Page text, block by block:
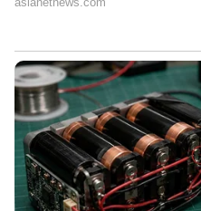
എസ്‌യുവികൾ
LATEST VIDEOS
ചെന്നിത്തലയിൽ
മാറി നിൽക്കുന്നത്
ആശ്വാസം
ദില്ലിയിൽ റെഡ്